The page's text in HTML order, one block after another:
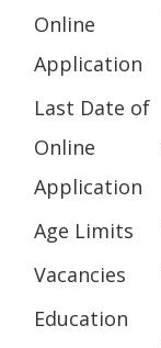
Online
Application
Last Date of
Online
Application
Age Limits
Vacancies
Education